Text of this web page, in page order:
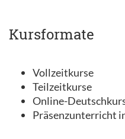
Kursformate
Vollzeitkurse
Teilzeitkurse
Online-
Präsenzunterricht